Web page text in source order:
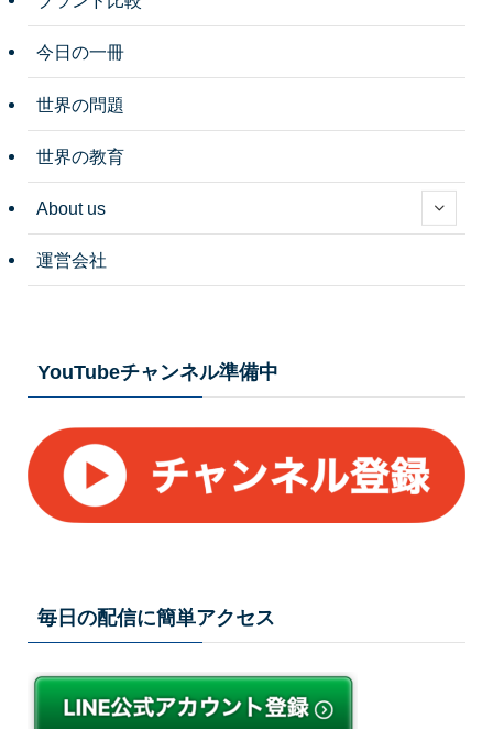
今日の一冊
世界の問題
世界の教育
About us
運営会社
YouTubeチャンネル準備中
毎日の配信に簡単アクセス